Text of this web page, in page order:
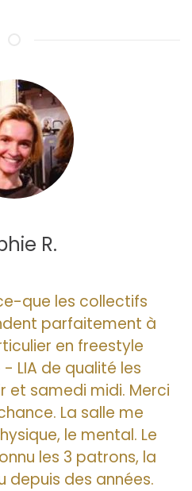
R.
que les collectifs
parfaitement à
en freestyle
LIA de qualité les
et samedi midi. Merci
La salle me
le mental. Le
les 3 patrons, la
depuis des années.